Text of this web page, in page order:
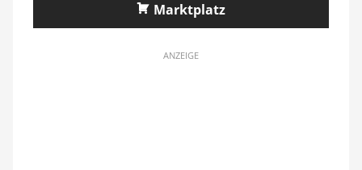
Marktplatz
ANZEIGE